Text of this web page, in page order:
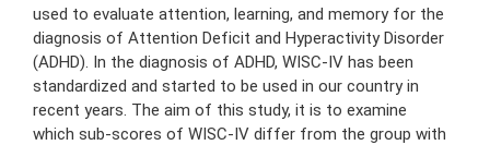
used to evaluate attention, learning, and memory for the
diagnosis of Attention Deficit and Hyperactivity Disorder
(ADHD). In the diagnosis of ADHD, WISC-IV has been
standardized and started to be used in our country in
recent years. The aim of this study, it is to examine
which sub-scores of WISC-IV differ from the group with